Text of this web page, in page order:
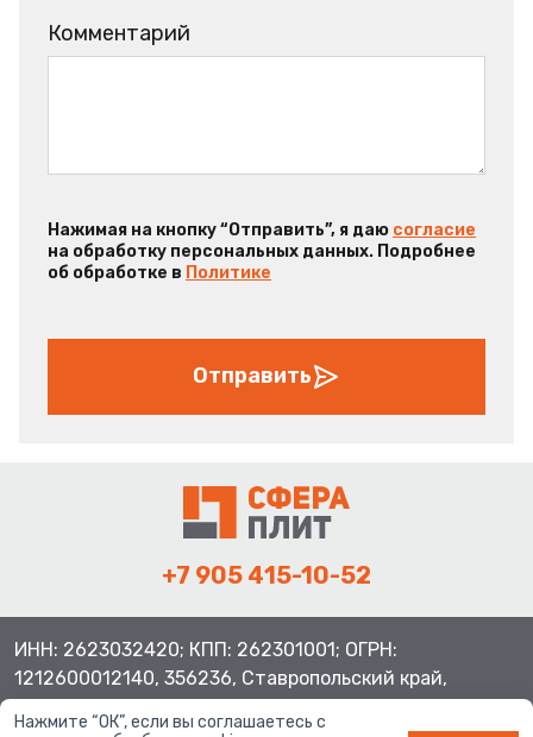
Комментарий
Нажимая на кнопку “Отправить”, я даю согласие
на обработку персональных данных. Подробнее
об обработке в Политике
Отправить
+7 905 415-10-52
ИНН: 2623032420; КПП: 262301001; ОГРН:
1212600012140, 356236, Ставропольский край,
Нажмите “ОК”, если вы соглашаетесь с